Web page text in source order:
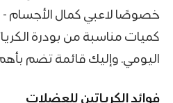
خصوصًا لاعبي كمال الأجسام
كميات مناسبة من بودرة
اليومي. وإليك قائمة تضم بأهم
فوائد الكرياتين للعضلات